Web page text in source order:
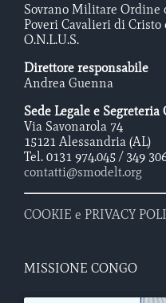
Sovrano Militare Ordine
Poveri Cavalieri di
O.N.L.U.S.
Direttore responsabile
Andrea Guenna
Sede Legale e Segreteria
Via Savonarola 74
15121 Alessandria (AL)
Tel. 0131 974.045 / 349
contatti@smodelt.org
COOKIE e PRIVACY
MISSIONE CONGO